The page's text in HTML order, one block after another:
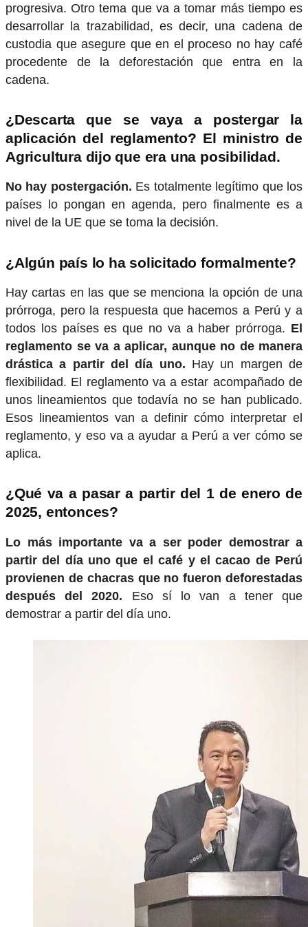
progresiva. Otro tema que va a tomar más tiempo es
desarrollar la trazabilidad, es decir, una cadena de
custodia que asegure que en el proceso no hay café
procedente de la deforestación que entra en la
cadena.
¿Descarta que se vaya a postergar la
aplicación del reglamento? El ministro de
Agricultura dijo que era una posibilidad.
No hay postergación. Es totalmente legítimo que los
países lo pongan en agenda, pero finalmente es a
nivel de la UE que se toma la decisión.
¿Algún país lo ha solicitado formalmente?
Hay cartas en las que se menciona la opción de una
prórroga, pero la respuesta que hacemos a Perú y a
todos los países es que no va a haber prórroga. El
reglamento se va a aplicar, aunque no de manera
drástica a partir del día uno. Hay un margen de
flexibilidad. El reglamento va a estar acompañado de
unos lineamientos que todavía no se han publicado.
Esos lineamientos van a definir cómo interpretar el
reglamento, y eso va a ayudar a Perú a ver cómo se
aplica.
¿Qué va a pasar a partir del 1 de enero de
2025, entonces?
Lo más importante va a ser poder demostrar a
partir del día uno que el café y el cacao de Perú
provienen de chacras que no fueron deforestadas
después del 2020. Eso sí lo van a tener que
demostrar a partir del día uno.